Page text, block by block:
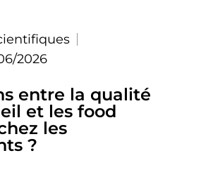
2026
entre la qualité
et les food
les
?